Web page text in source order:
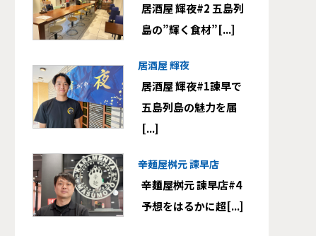
居酒屋 輝夜#2 五島列
島の”輝く食材”[...]
居酒屋 輝夜
居酒屋 輝夜#1諫早で
五島列島の魅力を届
[...]
辛麺屋桝元 諫早店
辛麺屋桝元 諫早店#4
予想をはるかに超[...]